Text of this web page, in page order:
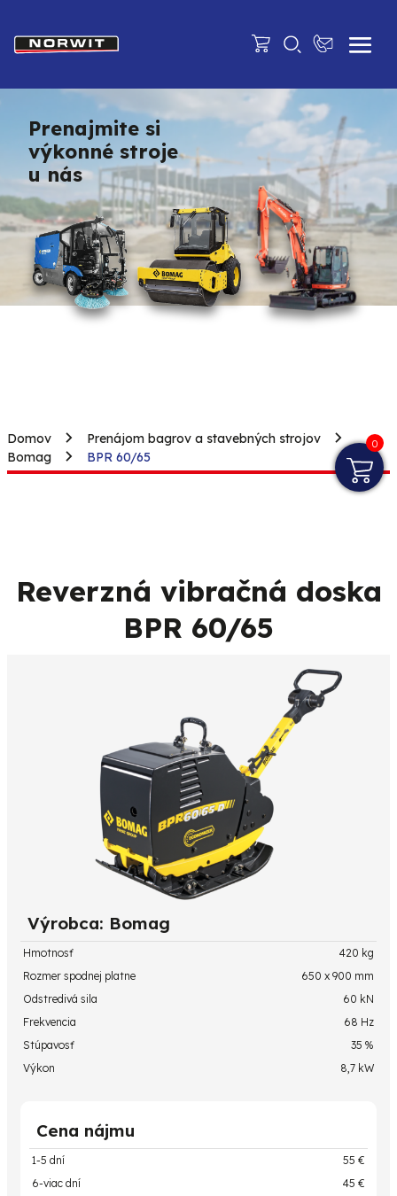
0
Prenajmite si
výkonné stroje
u nás
Domov
Prenájom bagrov a stavebných strojov
Bomag
BPR 60/65
Reverzná vibračná doska
BPR 60/65
Výrobca: Bomag
Hmotnosť
420 kg
Rozmer spodnej platne
650 x 900 mm
Odstredivá sila
60 kN
Frekvencia
68 Hz
Stúpavosť
35 %
Výkon
8,7 kW
Cena nájmu
1-5 dní
55 €
6-viac dní
45 €